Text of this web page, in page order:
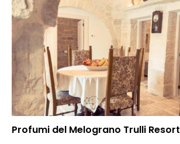
Profumi del Melograno Trulli Resort